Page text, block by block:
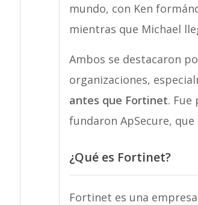
mundo, con Ken
mientras que Michael
Ambos se destacaron
organizaciones,
antes que Fortinet. Fue
fundaron ApSecure,
¿Qué es Fortinet?
Fortinet es una